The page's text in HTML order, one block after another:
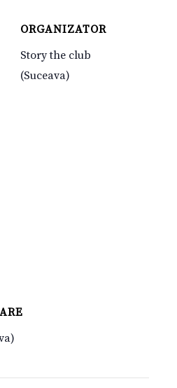
ORGANIZATOR
Story the club
(Suceava)